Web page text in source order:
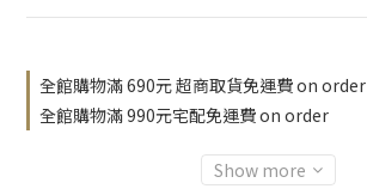
全館購物滿 690元 超商取貨免運費 on order
全館購物滿 990元宅配免運費 on order
Show more